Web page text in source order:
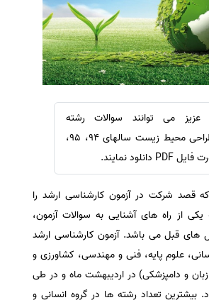
ها
کتاب
مبسوط
عزیز می توانند سوالات رشته
مهندسی طراحی محیط زیست سالهای 94، 95،
قصد شرکت در آزمون کارشناسی ارشد را
یکی از راه های آشنایی به سوالات آزمون،
های قبل می باشد. آزمون کارشناسی ارشد
علوم پایه، فنی و مهندسی، کشاورزی و
و دامپزشکی) در اردیبهشت ماه و در طی
بیشترین تعداد رشته ها در گروه انسانی و